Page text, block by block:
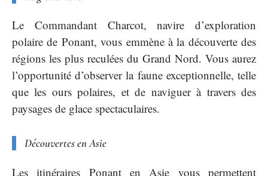
Le Commandant Charcot, navire d’exploration
polaire de Ponant, vous emmène à la découverte des
régions les plus reculées du Grand Nord. Vous aurez
l’opportunité d’observer la faune exceptionnelle, telle
que les ours polaires, et de naviguer à travers des
paysages de glace spectaculaires.
Découvertes en Asie
Les itinéraires Ponant en Asie vous permettent